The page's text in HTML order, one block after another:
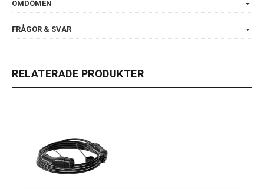
OMDÖMEN
FRÅGOR & SVAR
RELATERADE PRODUKTER